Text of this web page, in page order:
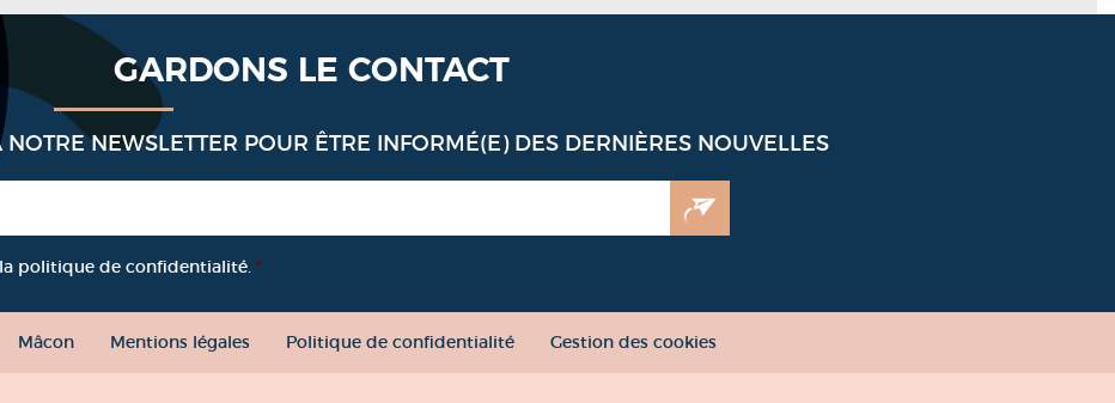
GARDONS LE CONTACT
NEWSLETTER POUR ÊTRE INFORMÉ(E) DES DERNIÈRES NOUVELLES
la politique de confidentialité. *
Mâcon Mentions légales Politique de confidentialité Gestion des cookies